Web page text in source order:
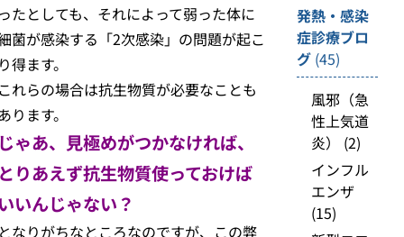
たとしても、それによって弱った体に
菌が感染する「2次感染」の問題が起こ
得ます。
れらの場合は抗生物質が必要なことも
ります。
ゃあ、見極めがつかなければ、
りあえず抗生物質使っておけば
いんじゃない？
なりがちなところなのですが、この弊
発熱・感染
症診療ブロ
グ (45)
風邪（急
性上気道
炎）
(2)
インフル
エンザ
(15)